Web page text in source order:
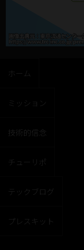
ホーム
ミッション
技術的信念
チューリポ
テックブログ
プレスキット